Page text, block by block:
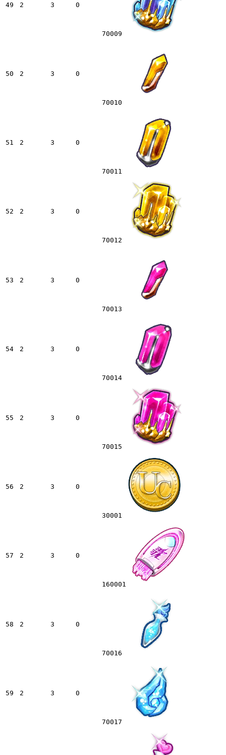
49 2 3 0
70009
50 2 3 0
70010
51 2 3 0
70011
52 2 3 0
70012
53 2 3 0
70013
54 2 3 0
70014
55 2 3 0
70015
56 2 3 0
30001
57 2 3 0
160001
58 2 3 0
70016
59 2 3 0
70017